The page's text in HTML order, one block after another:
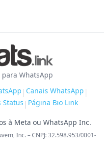
WhatsApp
| Canais WhatsApp |
Status | Página Bio Link
à Meta ou WhatsApp Inc.
Inc. – CNPJ: 32.598.953/0001-